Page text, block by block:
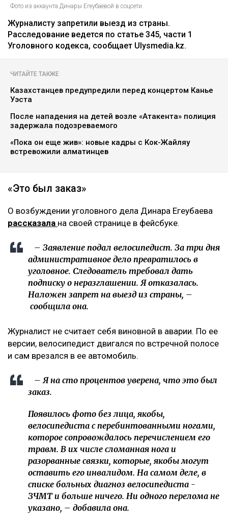
Фото из аккаунта Динары Егеубаевой в соцсети
Журналисту запретили выезд из страны.
Расследование ведется по статье 345, части 1
Уголовного кодекса, сообщает Ulysmedia.kz.
ЧИТАЙТЕ ТАКЖЕ
Казахстанцев предупредили перед концертом Канье
Уэста
После нападения на детей возле «Атакента» полиция
задержала подозреваемого
«Пока он еще жив»: новые кадры с Кок-Жайляу
встревожили алматинцев
«Это был заказ»
О возбуждении уголовного дела Динара Егеубаева
рассказала на своей странице в фейсбуке.
– Заявление подал велосипедист. За три дня
административное дело превратилось в
уголовное. Следователь требовал дать
подписку о неразглашении. Я отказалась.
Наложен запрет на выезд из страны, –
сообщила она.
Журналист не считает себя виновной в аварии. По ее
версии, велосипедист двигался по встречной полосе
и сам врезался в ее автомобиль.
– Я на сто процентов уверена, что это был
заказ.
Появилось фото без лица, якобы,
велосипедиста с перебинтованными ногами,
которое сопровождалось перечислением его
травм. В их числе сломанная нога и
разорванные связки, которые, якобы могут
оставить его инвалидом. На самом деле, в
списке больных диагноз велосипедиста -
ЗЧМТ и больше ничего. Ни одного перелома не
указано, – добавила она.